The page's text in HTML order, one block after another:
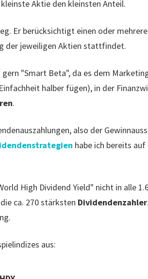
Aktie den kleinsten Anteil.
Er berücksichtigt einen oder
der jeweiligen Aktien stattfindet.
gern "Smart Beta", da es dem
halber fügen), in der
.
also der
habe ich bereits
High Dividend Yield" nicht in alle
ca. 270 stärksten Dividendenzahler
aus: